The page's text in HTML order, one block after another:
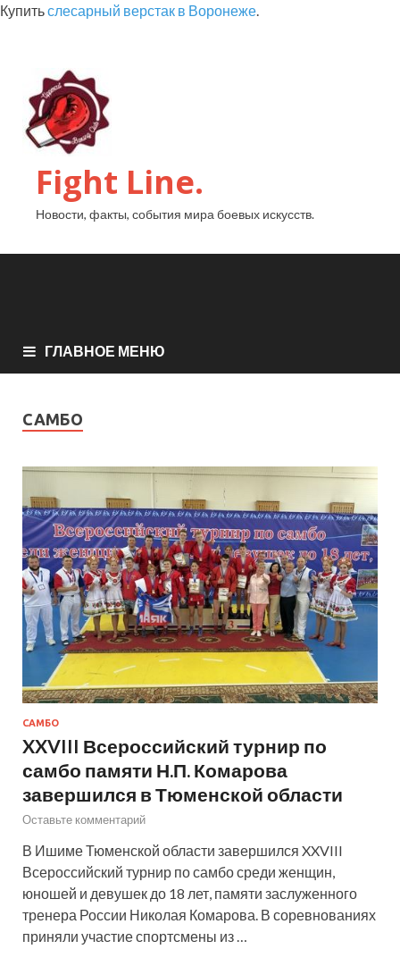
Купитьслесарный верстак в Воронеже.
Fight Line.
Новости, факты, события мира боевых искусств.
ГЛАВНОЕ МЕНЮ
САМБО
САМБО
XXVIII Всероссийский турнир по
самбо памяти Н.П. Комарова
завершился в Тюменской области
Оставьте комментарий
В Ишиме Тюменской области завершился XXVIII
Всероссийский турнир по самбо среди женщин,
юношей и девушек до 18 лет, памяти заслуженного
тренера России Николая Комарова. В соревнованиях
приняли участие спортсмены из …